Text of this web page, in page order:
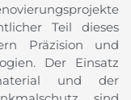
Teil dieses
Präzision und
Der Einsatz
und der